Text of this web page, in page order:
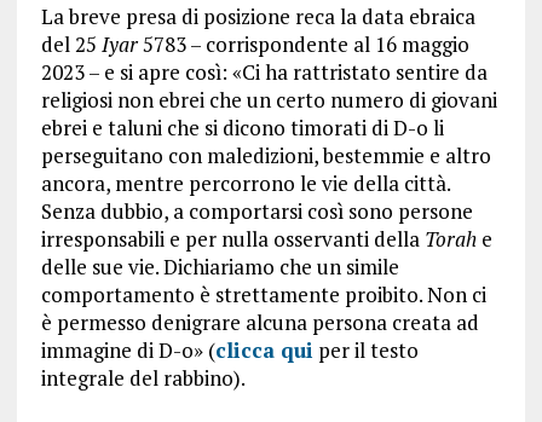
La breve presa di posizione reca la data ebraica
del 25 Iyar5783 – corrispondente al 16 maggio
2023 – e si apre così: «Ci ha rattristato sentire da
religiosi non ebrei che un certo numero di giovani
ebrei e taluni che si dicono timorati di D-o li
perseguitano con maledizioni, bestemmie e altro
ancora, mentre percorrono le vie della città.
Senza dubbio, a comportarsi così sono persone
irresponsabili e per nulla osservanti della Torahe
delle sue vie. Dichiariamo che un simile
comportamento è strettamente proibito. Non ci
è permesso denigrare alcuna persona creata ad
immagine di D-o» (clicca qui per il testo
integrale del rabbino).